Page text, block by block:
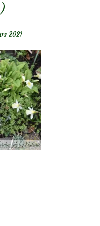
2021